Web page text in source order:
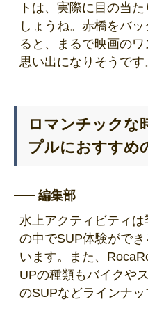
トは、実際に目の当
しょうね。赤橋をバ
ると、まるで映画の
思い出になりそうです
ロマンチックな
プルにおすすめ
編集部
水上アクティビティ
の中でSUP体験がで
います。また、
UPの種類もバイクや
のSUPなどラインナッ